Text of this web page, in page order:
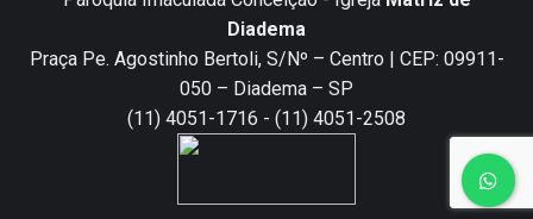
Diadema
Praça Pe. Agostinho Bertoli, S/Nº – Centro | CEP: 09911-
050 – Diadema – SP
(11) 4051-1716 - (11) 4051-2508